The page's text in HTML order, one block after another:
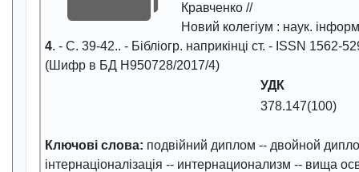
Кравченко //
Новий колегіум : наук.
4. - С. 39-42.. - Бібліогр. наприкінці ст. - ISSN 1562-
(Шифр в БД Н950728/2017/4)
УДК
378.147(100)
Ключові слова: подвійний диплом -- двойной
інтернаціоналізація -- интернационализм -- вища